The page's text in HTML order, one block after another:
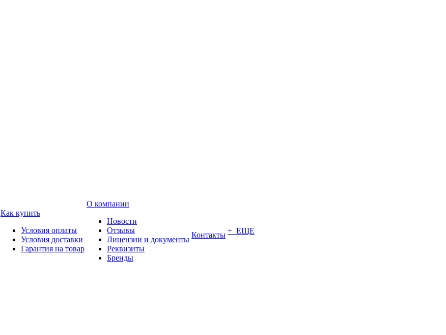
Как купить
Условия оплаты
Условия доставки
Гарантия на товар
О компании
Новости
Отзывы
Лицензии и документы
Реквизиты
Бренды
Контакты + ЕЩЕ